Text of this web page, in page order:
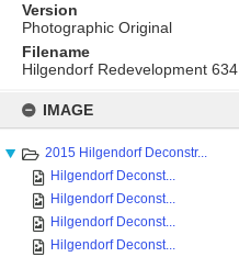
content
IMAGE
2015 Hilgendorf Deconstr...
Hilgendorf Deconst...
Hilgendorf Deconst...
Hilgendorf Deconst...
Hilgendorf Deconst...
Version
Photographic Original
Filename
Hilgendorf Redevelopment 634